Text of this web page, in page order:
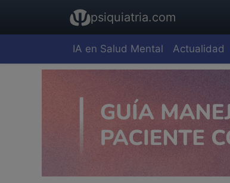
psiquiatria.com
IA en Salud Mental Actualidad